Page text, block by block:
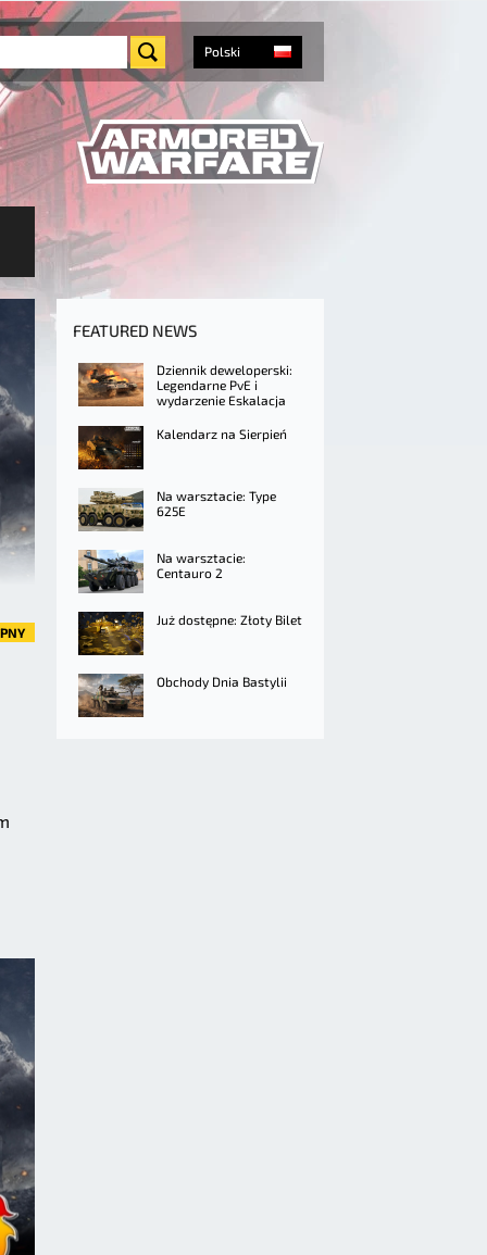
Polski
FEATURED NEWS
Dziennik deweloperski:
Legendarne PvE i
wydarzenie Eskalacja
Kalendarz na Sierpień
Na warsztacie: Type
625E
Na warsztacie:
Centauro 2
Już dostępne: Złoty Bilet
Obchody Dnia Bastylii